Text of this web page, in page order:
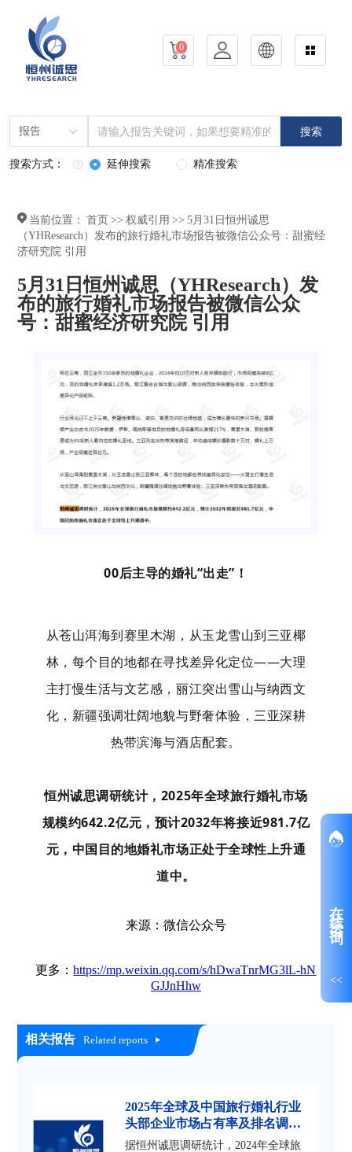
在线咨询
<<
0
报告 搜索
搜索方式： 延伸搜索 精准搜索
当前位置： 首页 >> 权威引用 >> 5月31日恒州诚思
（YHResearch）发布的旅行婚礼市场报告被微信公众号：甜蜜经
济研究院 引用
5月31日恒州诚思（YHResearch）发
布的旅行婚礼市场报告被微信公众
号：甜蜜经济研究院 引用
00后主导的婚礼“出走”！
从苍山洱海到赛里木湖，从玉龙雪山到三亚椰
林，每个目的地都在寻找差异化定位——大理
主打慢生活与文艺感，丽江突出雪山与纳西文
化，新疆强调壮阔地貌与野奢体验，三亚深耕
热带滨海与酒店配套。
恒州诚思调研统计，2025年全球旅行婚礼市场
规模约642.2亿元，预计2032年将接近981.7亿
元，中国目的地婚礼市场正处于全球性上升通
道中。
来源：微信公众号
更多：https://mp.weixin.qq.com/s/hDwaTnrMG3lL-hN
GJJnHhw
相关报告 Related reports
2025年全球及中国旅行婚礼行业
头部企业市场占有率及排名调研
报告
据恒州诚思调研统计，2024年全球旅